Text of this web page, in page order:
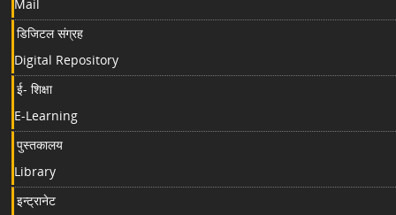
Mail
डिजिटल संग्रह
Digital Repository
ई- शिक्षा
E-Learning
पुस्तकालय
Library
इन्ट्रानेट